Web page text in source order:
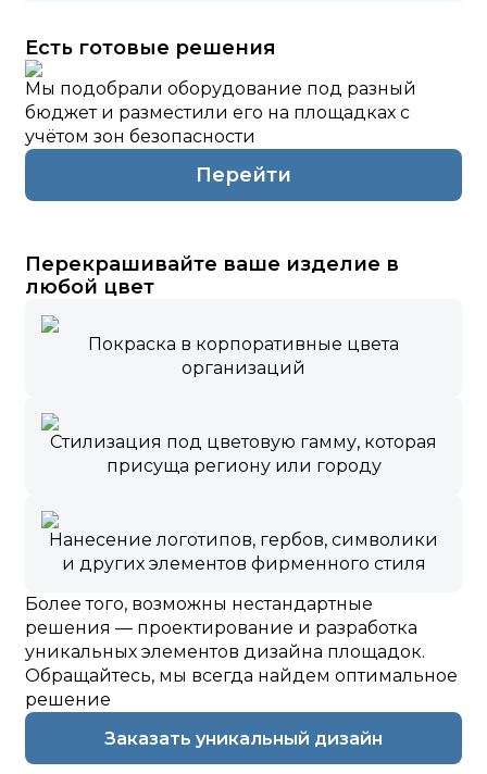
Есть готовые решения
Мы подобрали оборудование под разный
бюджет и разместили его на площадках с
учётом зон безопасности
Перейти
Перекрашивайте ваше изделие в
любой цвет
Покраска в корпоративные цвета
организаций
Стилизация под цветовую гамму, которая
присуща региону или городу
Нанесение логотипов, гербов, символики
и других элементов фирменного стиля
Более того, возможны нестандартные
решения — проектирование и разработка
уникальных элементов дизайна площадок.
Обращайтесь, мы всегда найдем оптимальное
решение
Заказать уникальный дизайн